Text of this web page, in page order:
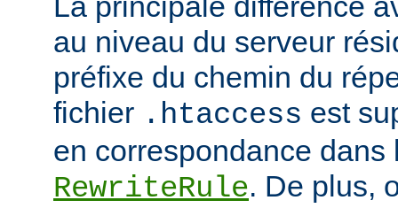
au niveau du serveur
préfixe du chemin du
fichier .htaccess est
en correspondance dans
RewriteRule. De plus,